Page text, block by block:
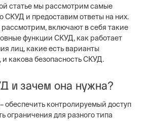
статье мы рассмотрим самые
СКУД и предоставим ответы на них.
включают в себя такие
функции СКУД, как работает
лиц, какие есть варианты
и какова безопасность СКУД.
и зачем она нужна?
обеспечить контролируемый доступ
ограничения для разного типа